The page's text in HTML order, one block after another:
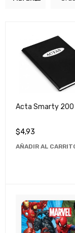
Acta Smarty 200
$4,93
AÑADIR AL